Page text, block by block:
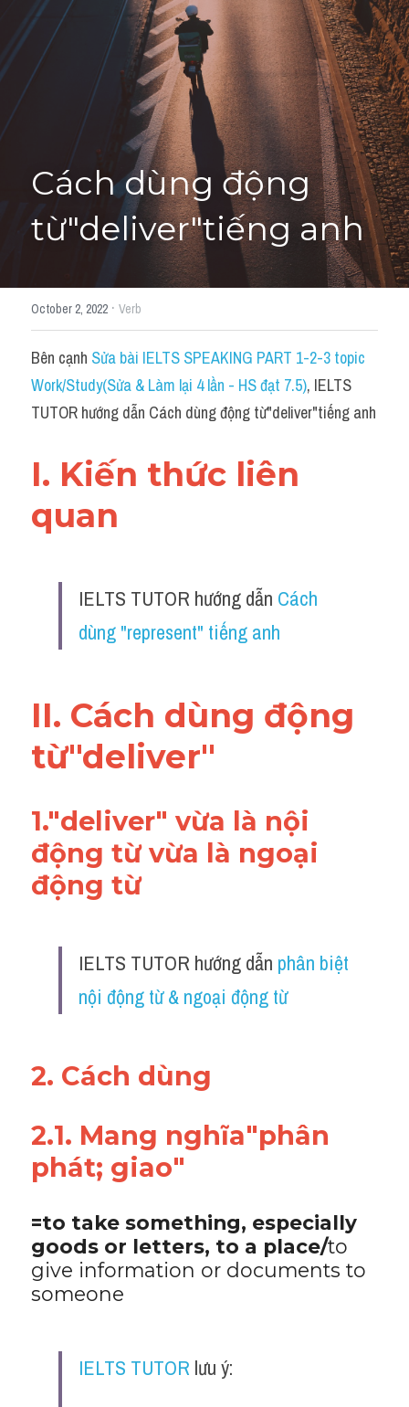
Học thử →
Cách dùng động
từ"deliver"tiếng anh
October 2, 2022 · Verb
Bên cạnh Sửa bài IELTS SPEAKING PART 1-2-3 topic
Work/Study(Sửa & Làm lại 4 lần - HS đạt 7.5), IELTS
TUTOR hướng dẫn Cách dùng động từ"deliver"tiếng anh
I. Kiến thức liên
quan
IELTS TUTOR hướng dẫn Cách
dùng "represent" tiếng anh
II. Cách dùng động
từ"deliver"
1."deliver" vừa là nội
động từ vừa là ngoại
động từ
IELTS TUTOR hướng dẫn phân biệt
nội động từ & ngoại động từ
2. Cách dùng
2.1. Mang nghĩa"phân
phát; giao"
=to take something, especially
goods or letters, to a place/to
give information or documents to
someone
IELTS TUTOR lưu ý: